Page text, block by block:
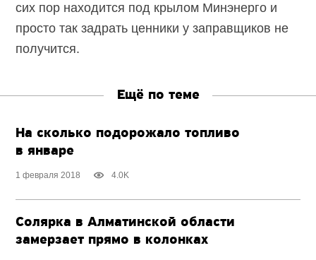
сих пор находится под крылом Минэнерго и
просто так задрать ценники у заправщиков не
получится.
Ещё по теме
На сколько подорожало топливо
в январе
1 февраля 2018 4.0K
Солярка в Алматинской области
замерзает прямо в колонках